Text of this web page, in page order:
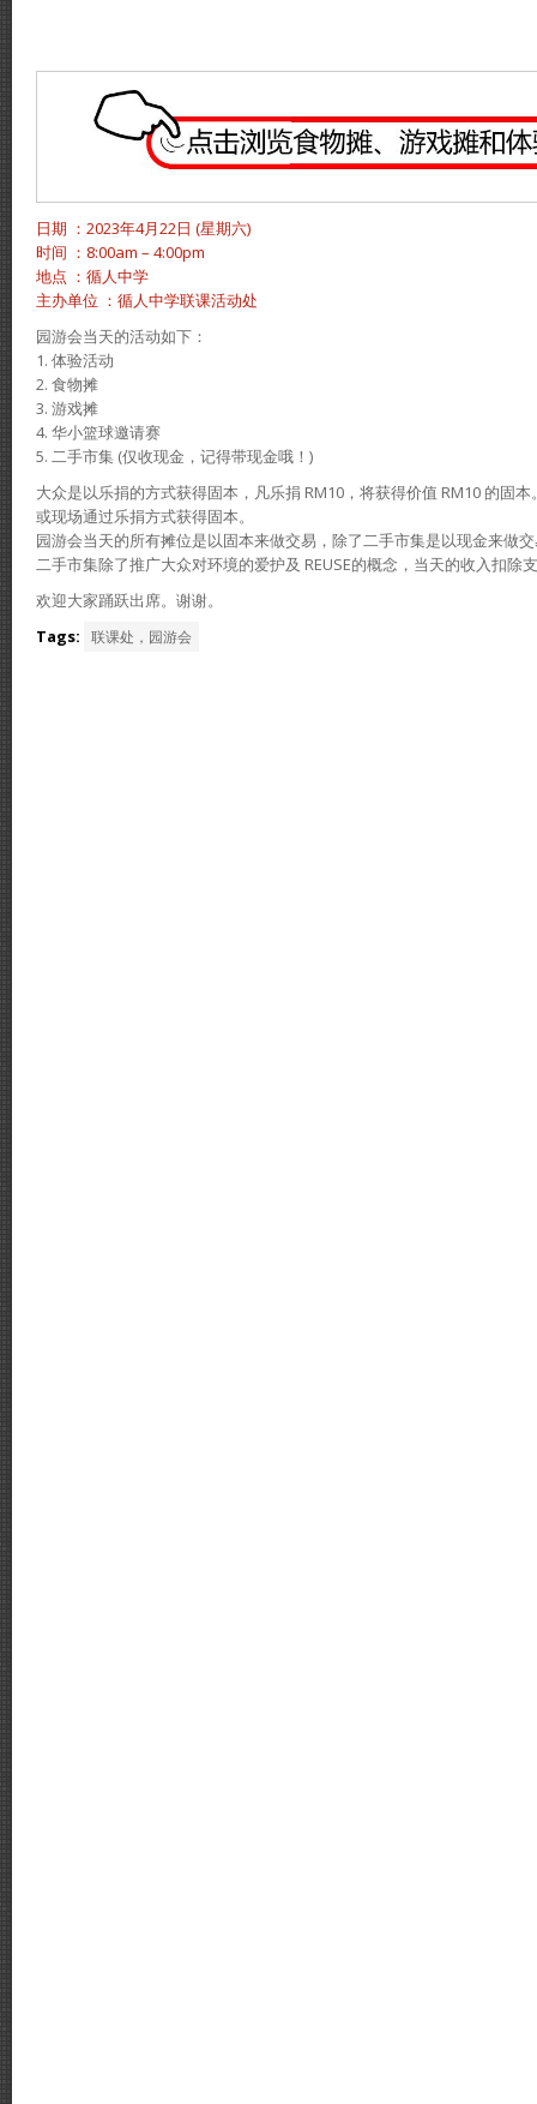
日期 ：2023年4月22日 (星期六)
时间 ：8:00am – 4:00pm
地点 ：循人中学
主办单位 ：循人中学联课活动处
园游会当天的活动如下：
1. 体验活动
2. 食物摊
3. 游戏摊
4. 华小篮球邀请赛
5. 二手市集 (仅收现金，记得带现金哦！)
大众是以乐捐的方式获得固本，凡乐捐 RM10，将获得价值 RM10 的固
或现场通过乐捐方式获得固本。
园游会当天的所有摊位是以固本来做交易，除了二手市集是以现金来做
二手市集除了推广大众对环境的爱护及 REUSE的概念，当天的收入扣除
欢迎大家踊跃出席。谢谢。
Tags: 联课处，园游会